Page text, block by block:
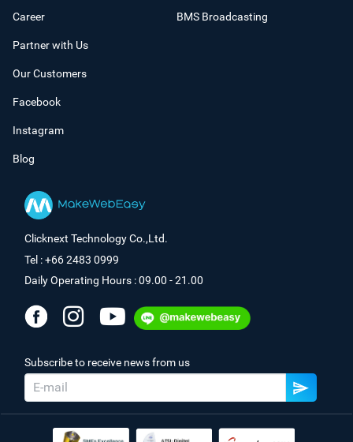
Career
Partner with Us
Our Customers
Facebook
Instagram
Blog
BMS Broadcasting
Clicknext Technology Co.,Ltd.
Tel : +66 2483 0999
Daily Operating Hours : 09.00 - 21.00
Subscribe to receive news from us